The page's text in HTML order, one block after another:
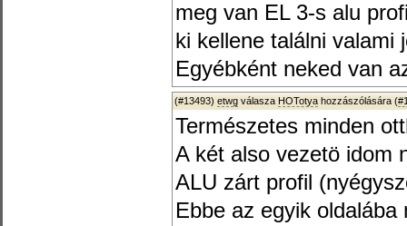
meg van EL 3-s alu
ki kellene találni valami
Egyébként neked van
(#13493) etwg válasza HOTotya hozzászólására (
Természetes minden
A két also vezetö idom
ALU zárt profil
Ebbe az egyik